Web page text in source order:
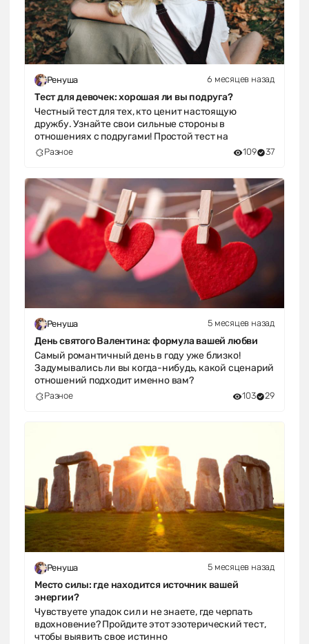
Ренуша 6 месяцев назад
Тест для девочек: хорошая ли вы подруга?
Честный тест для тех, кто ценит настоящую
дружбу. Узнайте свои сильные стороны в
отношениях с подругами! Простой тест на
Разное 109 37
Ренуша 5 месяцев назад
День святого Валентина: формула вашей любви
Самый романтичный день в году уже близко!
Задумывались ли вы когда-нибудь, какой сценарий
отношений подходит именно вам?
Разное 103 29
Ренуша 5 месяцев назад
Место силы: где находится источник вашей
энергии?
Чувствуете упадок сил и не знаете, где черпать
вдохновение? Пройдите этот эзотерический тест,
чтобы выявить свое истинно